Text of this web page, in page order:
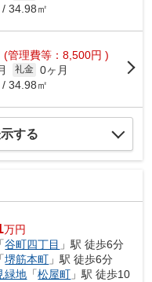
34.98㎡
(管理費等：8,500円 )
礼金 0ヶ月
34.98㎡
する
万円
「谷町四丁目 」駅 徒歩6分
「堺筋本町 」駅 徒歩6分
緑地 「松屋町 」駅 徒歩10